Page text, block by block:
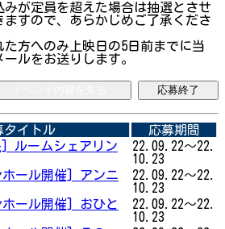
が定員を超えた場合は抽選とさせ
ますので、あらかじめご了承くださ
方へのみ上映日の5日前までに当
ルをお送りします。
応募終了
タイトル
応募期間
] ルームシェアリン
22.09.22～22.
10.23
ホール開催] アンニ
22.09.22～22.
10.23
ホール開催] おひと
22.09.22～22.
10.23